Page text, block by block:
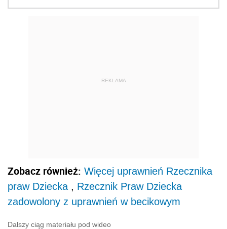
REKLAMA
Zobacz również: Więcej uprawnień Rzecznika
praw Dziecka , Rzecznik Praw Dziecka
zadowolony z uprawnień w becikowym
Dalszy ciąg materiału pod wideo